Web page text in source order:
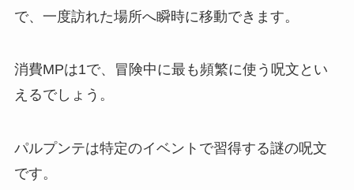
で、一度訪れた場所へ瞬時に移動できます。
消費MPは1で、冒険中に最も頻繁に使う呪文とい
えるでしょう。
パルプンテは特定のイベントで習得する謎の呪文
です。